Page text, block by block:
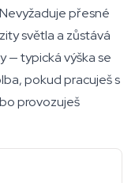
přesné
světla a zůstává
— typická výška se
pokud pracuješ s
provozuješ